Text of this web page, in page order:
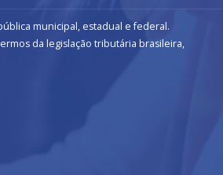
municipal, estadual e federal.
da legislação tributária brasileira,